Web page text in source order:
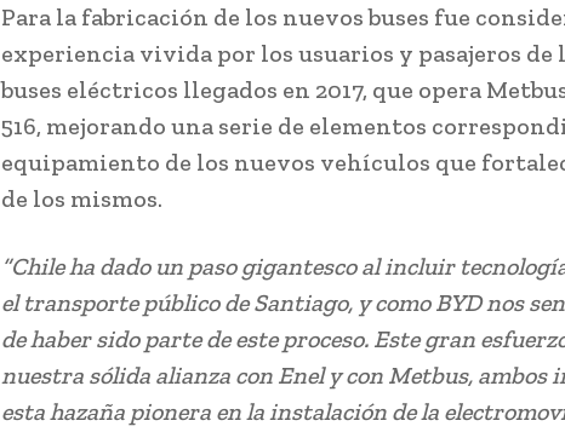
Para la fabricación de los nuevos buses fue
experiencia vivida por los usuarios y pasajeros de
buses eléctricos llegados en 2017, que opera
516, mejorando una serie de elementos
equipamiento de los nuevos vehículos que
de los mismos.
“Chile ha dado un paso gigantesco al incluir
el transporte público de Santiago, y como BYD nos
de haber sido parte de este proceso. Este gran
nuestra sólida alianza con Enel y con Metbus, ambos
esta hazaña pionera en la instalación de la